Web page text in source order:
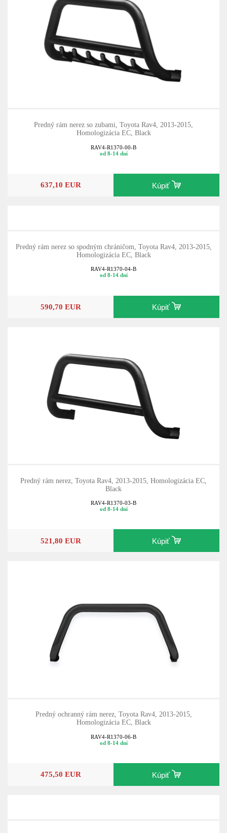
Predný rám nerez so zubami, Toyota Rav4, 2013-2015,
Homologizácia EC, Black
RAV4-R1370-00-B
od 8-14 dní
637,10 EUR Kúpiť
Predný rám nerez so spodným chráničom, Toyota Rav4, 2013-2015,
Homologizácia EC, Black
RAV4-R1370-04-B
od 8-14 dní
590,70 EUR Kúpiť
Predný rám nerez, Toyota Rav4, 2013-2015, Homologizácia EC,
Black
RAV4-R1370-03-B
od 8-14 dní
521,80 EUR Kúpiť
Predný ochranný rám nerez, Toyota Rav4, 2013-2015,
Homologizácia EC, Black
RAV4-R1370-06-B
od 8-14 dní
475,50 EUR Kúpiť